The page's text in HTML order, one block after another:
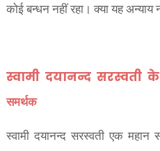
कोई बन्धन नहीं रहा। क्या यह अन्याय
स्वामी दयानन्द सरस्वती
समर्थक
स्वामी दयानन्द सरस्वती एक